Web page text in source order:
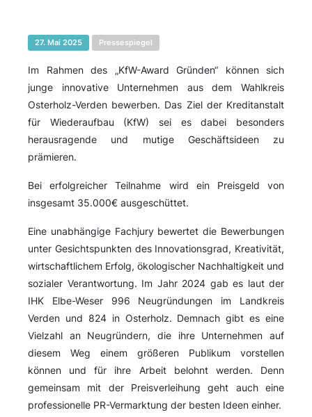
27. Mai 2025 Pressespiegel
Im Rahmen des „KfW-Award Gründen“ können sich
junge innovative Unternehmen aus dem Wahlkreis
Osterholz-Verden bewerben. Das Ziel der Kreditanstalt
für Wiederaufbau (KfW) sei es dabei besonders
herausragende und mutige Geschäftsideen zu
prämieren.
Bei erfolgreicher Teilnahme wird ein Preisgeld von
insgesamt 35.000€ ausgeschüttet.
Eine unabhängige Fachjury bewertet die Bewerbungen
unter Gesichtspunkten des Innovationsgrad, Kreativität,
wirtschaftlichem Erfolg, ökologischer Nachhaltigkeit und
sozialer Verantwortung. Im Jahr 2024 gab es laut der
IHK Elbe-Weser 996 Neugründungen im Landkreis
Verden und 824 in Osterholz. Demnach gibt es eine
Vielzahl an Neugründern, die ihre Unternehmen auf
diesem Weg einem größeren Publikum vorstellen
können und für ihre Arbeit belohnt werden. Denn
gemeinsam mit der Preisverleihung geht auch eine
professionelle PR-Vermarktung der besten Ideen einher.